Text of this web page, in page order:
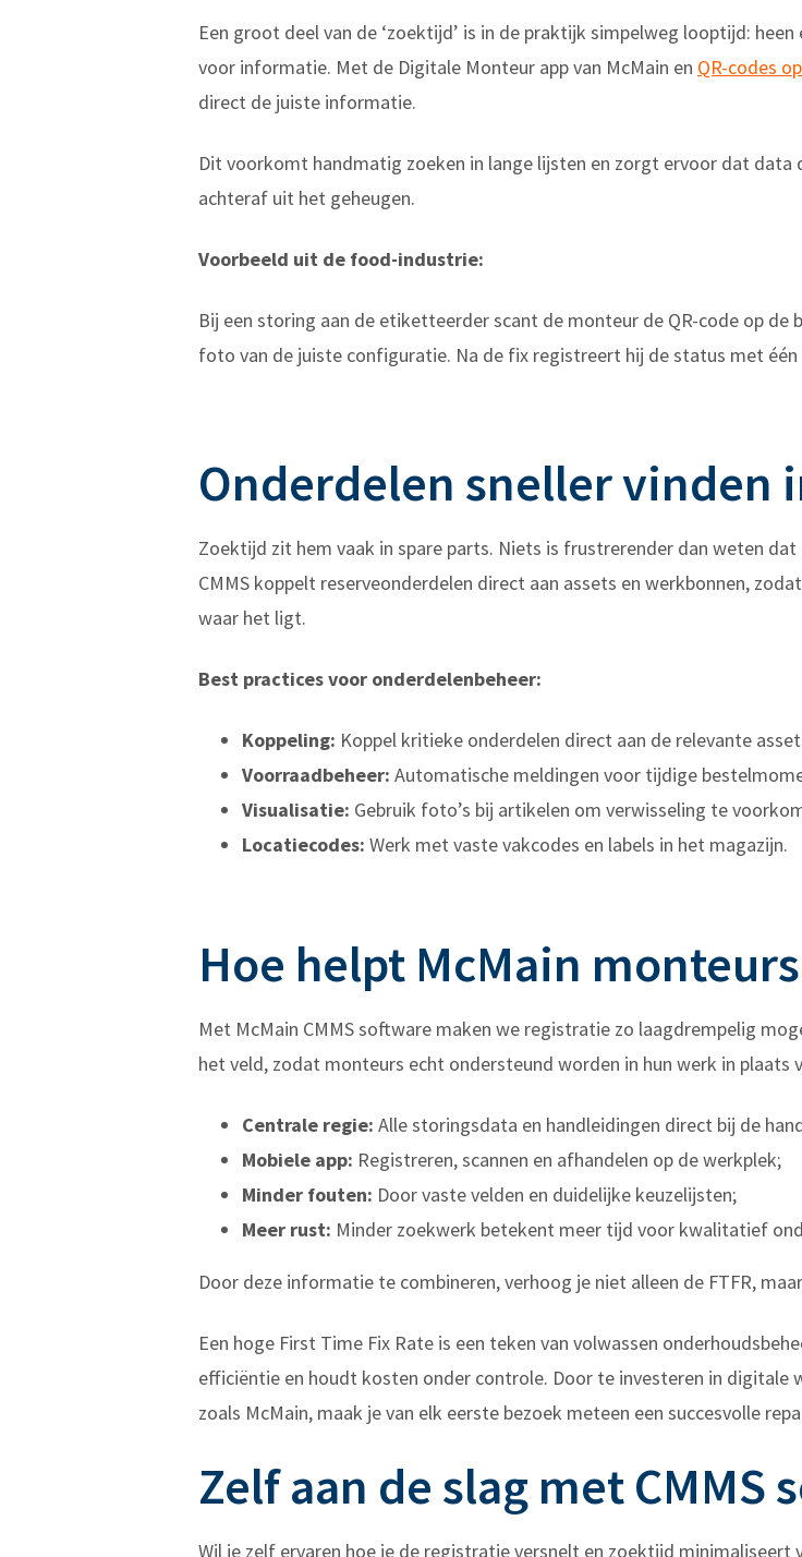
Een groot deel van de ‘zoektijd’ is in de praktijk simpelweg looptijd:
voor informatie. Met de Digitale Monteur app van McMain en QR-codes
direct de juiste informatie.
Dit voorkomt handmatig zoeken in lange lijsten en zorgt ervoor dat
achteraf uit het geheugen.
Voorbeeld uit de food-industrie:
Bij een storing aan de etiketteerder scant de monteur de QR-code op
foto van de juiste configuratie. Na de fix registreert hij de status met
Onderdelen sneller vinden
Zoektijd zit hem vaak in spare parts. Niets is frustrerender dan weten
CMMS koppelt reserveonderdelen direct aan assets en werkbonnen,
waar het ligt.
Best practices voor onderdelenbeheer:
Koppeling: Koppel kritieke onderdelen direct aan de relevante
Voorraadbeheer: Automatische meldingen voor tijdige
Visualisatie: Gebruik foto’s bij artikelen om verwisseling te
Locatiecodes: Werk met vaste vakcodes en labels in het magazijn.
Hoe helpt McMain
Met McMain CMMS software maken we registratie zo laagdrempelig
het veld, zodat monteurs echt ondersteund worden in hun werk in
Centrale regie: Alle storingsdata en handleidingen direct bij de
Mobiele app: Registreren, scannen en afhandelen op de werkplek;
Minder fouten: Door vaste velden en duidelijke keuzelijsten;
Meer rust: Minder zoekwerk betekent meer tijd voor kwalitatief
Door deze informatie te combineren, verhoog je niet alleen de FTFR,
Een hoge First Time Fix Rate is een teken van volwassen
efficiëntie en houdt kosten onder controle. Door te investeren in digitale
zoals McMain, maak je van elk eerste bezoek meteen een succesvolle
Zelf aan de slag met CMMS
Wil je zelf ervaren hoe je de registratie versnelt en zoektijd minimaliseert